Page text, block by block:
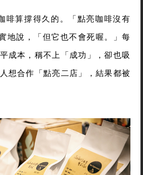
啡算撐得久的。「點亮咖啡沒有
地說，「但它也不會死喔。」每
成本，稱不上「成功」，卻也吸
想合作「點亮二店」，結果都被